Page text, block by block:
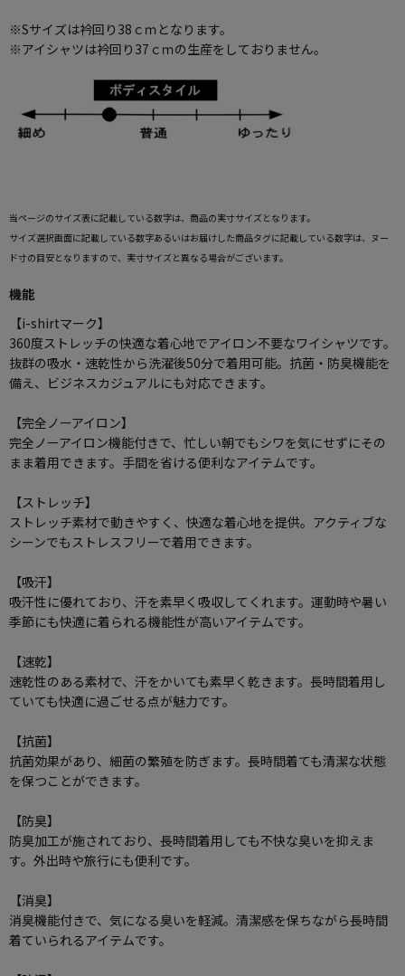
※Sサイズは衿回り38ｃｍとなります。
※アイシャツは衿回り37ｃｍの生産をしておりません。
当ページのサイズ表に記載している数字は、商品の実寸サイズとなります。
サイズ選択画面に記載している数字あるいはお届けした商品タグに記載している数字は、ヌー
ド寸の目安となりますので、実寸サイズと異なる場合がございます。
機能
【i-shirtマーク】
360度ストレッチの快適な着心地でアイロン不要なワイシャツです。
抜群の吸水・速乾性から洗濯後50分で着用可能。抗菌・防臭機能を
備え、ビジネスカジュアルにも対応できます。
【完全ノーアイロン】
完全ノーアイロン機能付きで、忙しい朝でもシワを気にせずにその
まま着用できます。手間を省ける便利なアイテムです。
【ストレッチ】
ストレッチ素材で動きやすく、快適な着心地を提供。アクティブな
シーンでもストレスフリーで着用できます。
【吸汗】
吸汗性に優れており、汗を素早く吸収してくれます。運動時や暑い
季節にも快適に着られる機能性が高いアイテムです。
【速乾】
速乾性のある素材で、汗をかいても素早く乾きます。長時間着用し
ていても快適に過ごせる点が魅力です。
【抗菌】
抗菌効果があり、細菌の繁殖を防ぎます。長時間着ても清潔な状態
を保つことができます。
【防臭】
防臭加工が施されており、長時間着用しても不快な臭いを抑えま
す。外出時や旅行にも便利です。
【消臭】
消臭機能付きで、気になる臭いを軽減。清潔感を保ちながら長時間
着ていられるアイテムです。